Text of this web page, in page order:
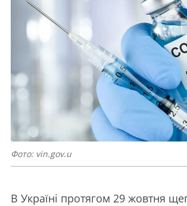
Фото: vin.gov.u
В Україні протягом 29 жовтня